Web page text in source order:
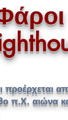
προέρχεται
3ο π.Χ.